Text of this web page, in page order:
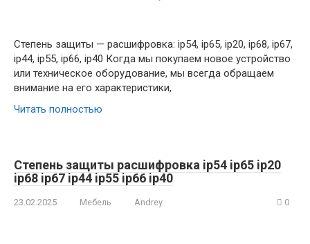
Степень защиты — расшифровка: ip54, ip65, ip20, ip68, ip67,
ip44, ip55, ip66, ip40 Когда мы покупаем новое устройство
или техническое оборудование, мы всегда обращаем
внимание на его характеристики,
Читать полностью
Степень защиты расшифровка ip54 ip65 ip20
ip68 ip67 ip44 ip55 ip66 ip40
23.02.2025 Мебель Andrey 0